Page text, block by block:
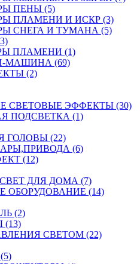
ПЕНЫ (5)
ПЛАМЕНИ И ИСКР (3)
СНЕГА И ТУМАНА (5)
ПЛАМЕНИ (1)
МАШИНА (69)
(2)
СВЕТОВЫЕ ЭФФЕКТЫ (30)
ПОДСВЕТКА (1)
(22)
(6)
(12)
ДЛЯ ДОМА (7)
ОБОРУДОВАНИЕ (14)
(2)
СВЕТОМ (22)